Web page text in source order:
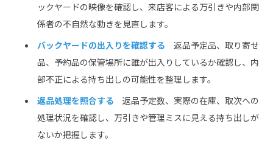
ックヤードの映像を確認し、来店客による万引きや内部関
係者の不自然な動きを見直します。
バックヤードの出入りを確認する 返品予定品、取り寄せ
品、予約品の保管場所に誰が出入りしているか確認し、内
部不正による持ち出しの可能性を整理します。
返品処理を照合する 返品予定数、実際の在庫、取次への
処理状況を確認し、万引きや管理ミスに見える持ち出しが
ないか把握します。